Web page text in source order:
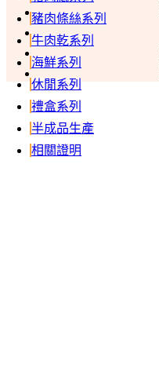
豬肉條絲系列
牛肉乾系列
海鮮系列
休閒系列
禮盒系列
半成品生產
相關證明